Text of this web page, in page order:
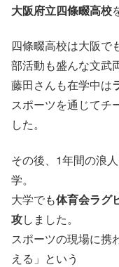
大阪府立四條畷高校
四條畷高校は大阪で
部活動も盛んな文武
藤田さんも在学中は
スポーツを通じてチ
した。
その後、1年間の浪人
学。
大学でも体育会ラグ
攻しました。
スポーツの現場に携
える」という